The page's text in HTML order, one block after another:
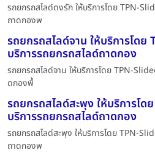
รถยกรถสไลด์ดงรัก ให้บริการโดย TPN-
ถาดกองพ
รถยกรถสไลด์จาน ให้บริการโด
บริการรถยกรถสไลด์ถาดกอง
รถยกรถสไลด์จาน ให้บริการโดย TPN-
ดกองพื้
รถยกรถสไลด์สะพุง ให้บริการโ
บริการรถยกรถสไลด์ถาดกอง
รถยกรถสไลด์สะพุง ให้บริการโดย TPN-
ถาดกองพ